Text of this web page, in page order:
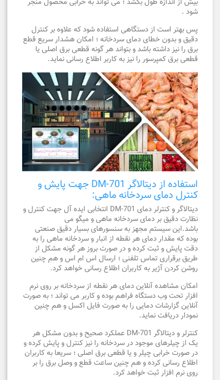
شود .
پس بهتر است از دستگاهی استفاده شود که علاوه بر کنترل
دقیق و بدون خطای دمای سردخانه ؛ امکان هشدار سریع قطع
برق را نیز داشته باشد و بتواند هر گونه قطعی برق اصلی یا
قطعی برق کمپرسور را نیز به کاربر اطلاع رسانی نماید.
استفاده از دیتالاگر DM-701 جهت پایش و
کنترل دمای سردخانه ماهی:
دیتالاگر و کنترلر دمای DM-701 انتخابی ایده آل جهت کنترل و
نظارت دقیق بر دمای سردخانه ماهی و میگو می
باشد.این سیستم مجهز به سنسورهای بسیار دقیق صنعتی
بوده که مقدار دمای هر نقطه از انبار و سردخانه ماهی را به
دقت پایش و ثبت کرده و در صورت بروز هر گونه مشکل از
طریق برقراری تماس تلفنی ؛ ارسال اس ام اس و هم چنین
روشن کردن آژیر به کاربران اطلاع رسانی خواهد کرد.
امکان مشاهده آنلاین دمای هر نقطه از سردخانه بر روی نرم
افزار تحت وب دستگاه فراهم بوده و کاربر می تواند ؛ به صورت
آنلاین گزارشات دمایی را به صورت فایل اکسل و هم چنین
نمودار دریافت نماید.
کنترلر و دیتالاگر DM-701 عملکرد صحیح و بدون مشکل هر
یک از چیلرهای موجود در سردخانه را نیز کنترل و پایش کرده و
در صورت خرابی چیلر و یا قطعی برق اصلی ؛ سریعا به کاربران
اطلاع رسانی کرده و هم چنین ساعت قطع و وصل برق را بر
روی نرم افزار ثبت خواهد کرد.